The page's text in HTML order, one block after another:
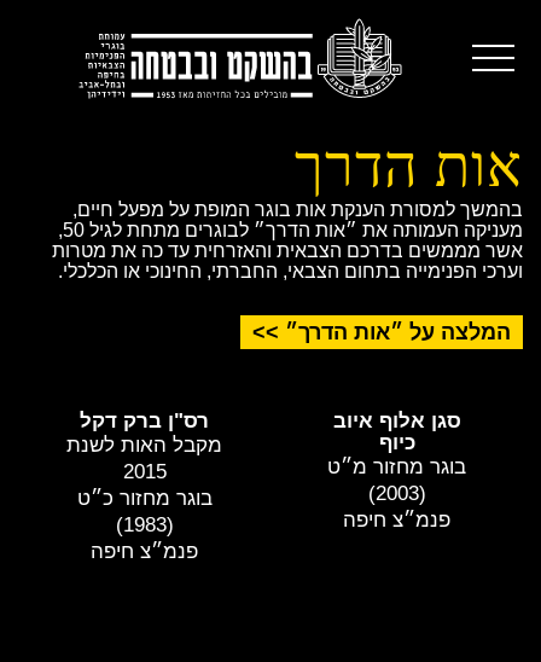
אות הדרך
בהמשך למסורת הענקת אות בוגר המופת על מפעל חיים,
מעניקה העמותה את ״אות הדרך״ לבוגרים מתחת לגיל 50,
אשר מממשים בדרכם הצבאית והאזרחית עד כה את מטרות
וערכי הפנימייה בתחום הצבאי, החברתי, החינוכי או הכלכלי.
המלצה על ״אות הדרך״ >>
סגן אלוף איוב
כיוף
בוגר מחזור מ״ט
(2003)
פנמ״צ חיפה
רס"ן ברק דקל
מקבל האות לשנת
2015
בוגר מחזור כ״ט
(1983)
פנמ״צ חיפה